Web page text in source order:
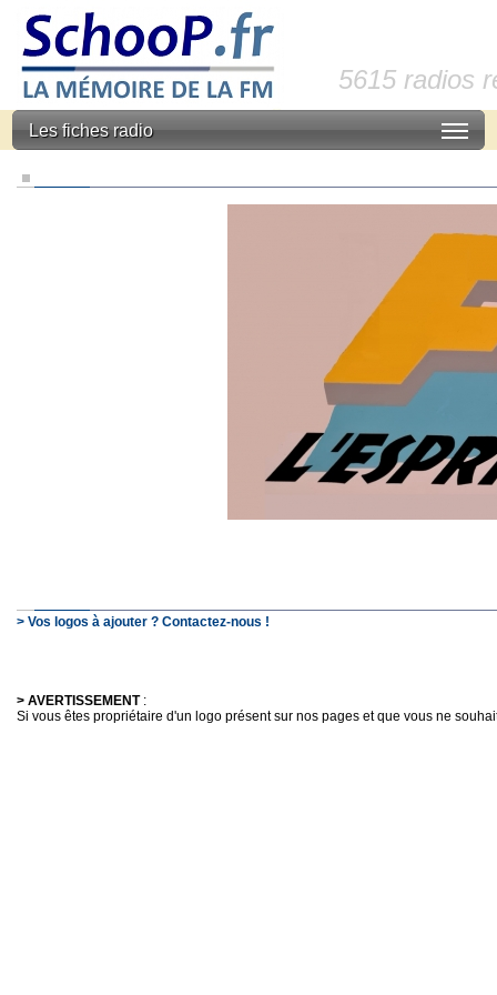
5615 radios
Les fiches radio
> Vos logos à ajouter ? Contactez-nous !
> AVERTISSEMENT:
Si vous êtes propriétaire d'un logo présent sur nos pages et que vous ne